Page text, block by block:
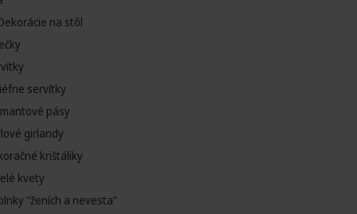
na stôl
servítky
pásy
girlandy
krištáliky
kvety
"ženích a nevesta"